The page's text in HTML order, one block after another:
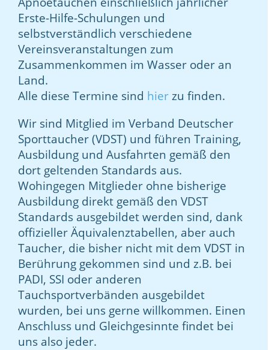
Erste-Hilfe-Schulungen und
selbstverständlich verschiedene
Vereinsveranstaltungen zum
Zusammenkommen im Wasser oder an
Land.
Alle diese Termine sind hierzu finden.
Wir sind Mitglied im Verband Deutscher
Sporttaucher (VDST) und führen Training,
Ausbildung und Ausfahrten gemäß den
dort geltenden Standards aus.
Wohingegen Mitglieder ohne bisherige
Ausbildung direkt gemäß den VDST
Standards ausgebildet werden sind, dank
offizieller Äquivalenztabellen, aber auch
Taucher, die bisher nicht mit dem VDST in
Berührung gekommen sind und z.B. bei
PADI, SSI oder anderen
Tauchsportverbänden ausgebildet
wurden, bei uns gerne willkommen. Einen
Anschluss und Gleichgesinnte findet bei
uns also jeder.